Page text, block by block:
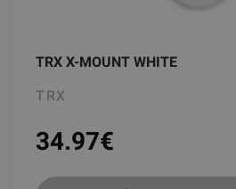
TRX X-MOUNT WHITE
TRX
34.97€